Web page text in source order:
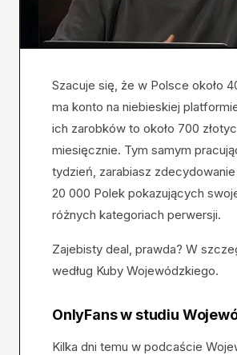
Szacuje się, że w Polsce około
ma konto na niebieskiej
ich zarobków to około 700
miesięcznie. Tym samym
tydzień, zarabiasz
20 000 Polek pokazujących
różnych kategoriach perwersji.
Zajebisty deal, prawda? W
według Kuby Wojewódzkiego.
OnlyFans w studiu
Kilka dni temu w podcaście